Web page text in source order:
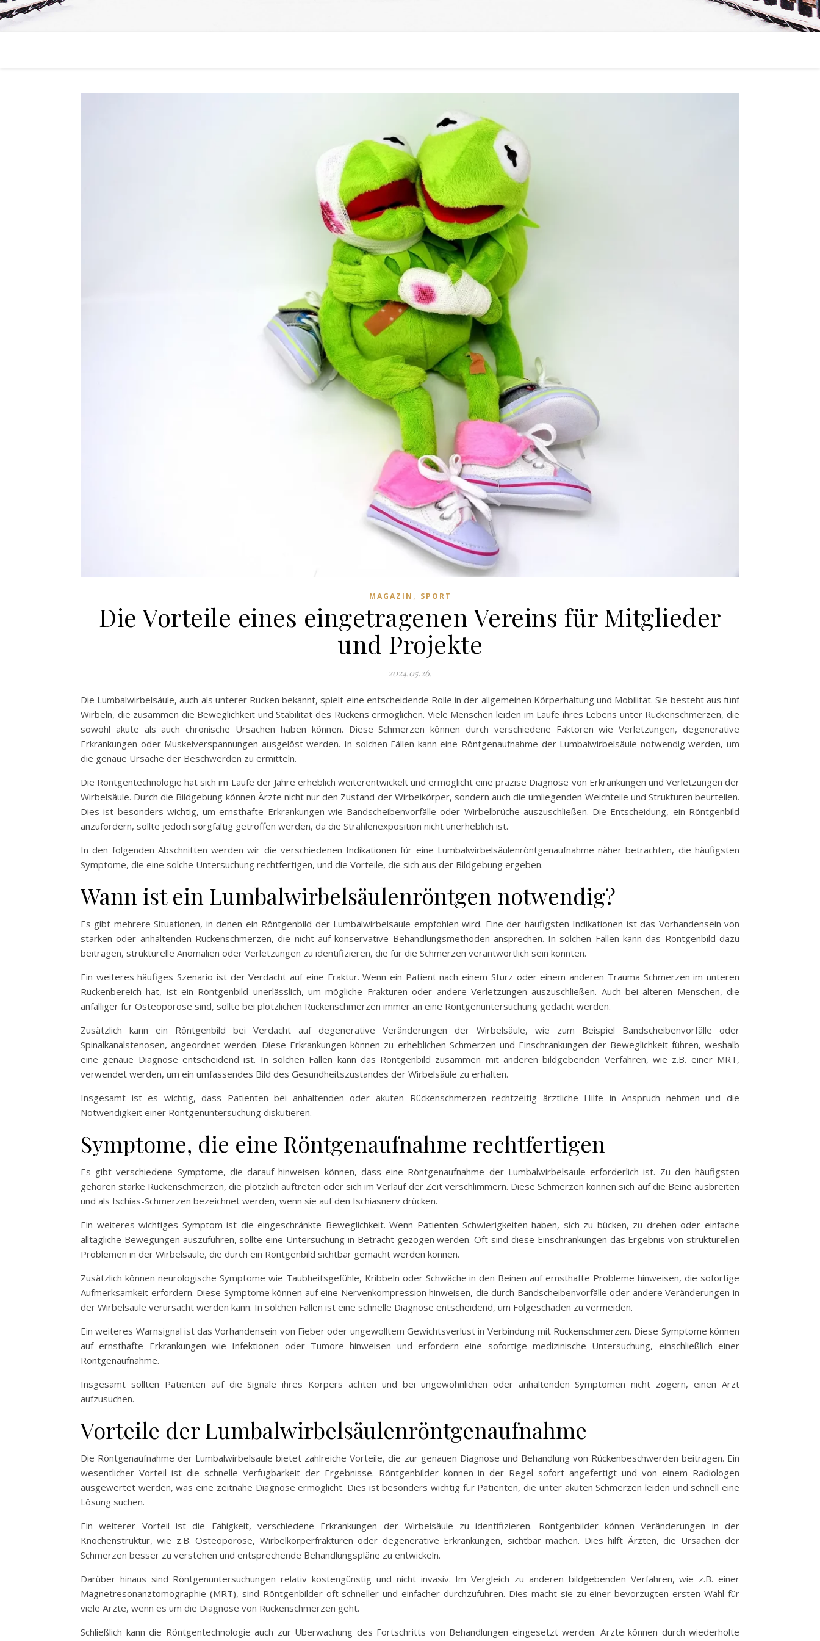
MAGAZIN , SPORT
Die Vorteile eines eingetragenen Vereins für Mitglieder
und Projekte
2024.05.26.
Die Lumbalwirbelsäule, auch als unterer Rücken bekannt, spielt eine entscheidende Rolle in der allgemeinen Körperhaltung und Mobilität. Sie besteht aus fünf
Wirbeln, die zusammen die Beweglichkeit und Stabilität des Rückens ermöglichen. Viele Menschen leiden im Laufe ihres Lebens unter Rückenschmerzen, die
sowohl akute als auch chronische Ursachen haben können. Diese Schmerzen können durch verschiedene Faktoren wie Verletzungen, degenerative
Erkrankungen oder Muskelverspannungen ausgelöst werden. In solchen Fällen kann eine Röntgenaufnahme der Lumbalwirbelsäule notwendig werden, um
die genaue Ursache der Beschwerden zu ermitteln.
Die Röntgentechnologie hat sich im Laufe der Jahre erheblich weiterentwickelt und ermöglicht eine präzise Diagnose von Erkrankungen und Verletzungen der
Wirbelsäule. Durch die Bildgebung können Ärzte nicht nur den Zustand der Wirbelkörper, sondern auch die umliegenden Weichteile und Strukturen beurteilen.
Dies ist besonders wichtig, um ernsthafte Erkrankungen wie Bandscheibenvorfälle oder Wirbelbrüche auszuschließen. Die Entscheidung, ein Röntgenbild
anzufordern, sollte jedoch sorgfältig getroffen werden, da die Strahlenexposition nicht unerheblich ist.
In den folgenden Abschnitten werden wir die verschiedenen Indikationen für eine Lumbalwirbelsäulenröntgenaufnahme näher betrachten, die häufigsten
Symptome, die eine solche Untersuchung rechtfertigen, und die Vorteile, die sich aus der Bildgebung ergeben.
Wann ist ein Lumbalwirbelsäulenröntgen notwendig?
Es gibt mehrere Situationen, in denen ein Röntgenbild der Lumbalwirbelsäule empfohlen wird. Eine der häufigsten Indikationen ist das Vorhandensein von
starken oder anhaltenden Rückenschmerzen, die nicht auf konservative Behandlungsmethoden ansprechen. In solchen Fällen kann das Röntgenbild dazu
beitragen, strukturelle Anomalien oder Verletzungen zu identifizieren, die für die Schmerzen verantwortlich sein könnten.
Ein weiteres häufiges Szenario ist der Verdacht auf eine Fraktur. Wenn ein Patient nach einem Sturz oder einem anderen Trauma Schmerzen im unteren
Rückenbereich hat, ist ein Röntgenbild unerlässlich, um mögliche Frakturen oder andere Verletzungen auszuschließen. Auch bei älteren Menschen, die
anfälliger für Osteoporose sind, sollte bei plötzlichen Rückenschmerzen immer an eine Röntgenuntersuchung gedacht werden.
Zusätzlich kann ein Röntgenbild bei Verdacht auf degenerative Veränderungen der Wirbelsäule, wie zum Beispiel Bandscheibenvorfälle oder
Spinalkanalstenosen, angeordnet werden. Diese Erkrankungen können zu erheblichen Schmerzen und Einschränkungen der Beweglichkeit führen, weshalb
eine genaue Diagnose entscheidend ist. In solchen Fällen kann das Röntgenbild zusammen mit anderen bildgebenden Verfahren, wie z.B. einer MRT,
verwendet werden, um ein umfassendes Bild des Gesundheitszustandes der Wirbelsäule zu erhalten.
Insgesamt ist es wichtig, dass Patienten bei anhaltenden oder akuten Rückenschmerzen rechtzeitig ärztliche Hilfe in Anspruch nehmen und die
Notwendigkeit einer Röntgenuntersuchung diskutieren.
Symptome, die eine Röntgenaufnahme rechtfertigen
Es gibt verschiedene Symptome, die darauf hinweisen können, dass eine Röntgenaufnahme der Lumbalwirbelsäule erforderlich ist. Zu den häufigsten
gehören starke Rückenschmerzen, die plötzlich auftreten oder sich im Verlauf der Zeit verschlimmern. Diese Schmerzen können sich auf die Beine ausbreiten
und als Ischias-Schmerzen bezeichnet werden, wenn sie auf den Ischiasnerv drücken.
Ein weiteres wichtiges Symptom ist die eingeschränkte Beweglichkeit. Wenn Patienten Schwierigkeiten haben, sich zu bücken, zu drehen oder einfache
alltägliche Bewegungen auszuführen, sollte eine Untersuchung in Betracht gezogen werden. Oft sind diese Einschränkungen das Ergebnis von strukturellen
Problemen in der Wirbelsäule, die durch ein Röntgenbild sichtbar gemacht werden können.
Zusätzlich können neurologische Symptome wie Taubheitsgefühle, Kribbeln oder Schwäche in den Beinen auf ernsthafte Probleme hinweisen, die sofortige
Aufmerksamkeit erfordern. Diese Symptome können auf eine Nervenkompression hinweisen, die durch Bandscheibenvorfälle oder andere Veränderungen in
der Wirbelsäule verursacht werden kann. In solchen Fällen ist eine schnelle Diagnose entscheidend, um Folgeschäden zu vermeiden.
Ein weiteres Warnsignal ist das Vorhandensein von Fieber oder ungewolltem Gewichtsverlust in Verbindung mit Rückenschmerzen. Diese Symptome können
auf ernsthafte Erkrankungen wie Infektionen oder Tumore hinweisen und erfordern eine sofortige medizinische Untersuchung, einschließlich einer
Röntgenaufnahme.
Insgesamt sollten Patienten auf die Signale ihres Körpers achten und bei ungewöhnlichen oder anhaltenden Symptomen nicht zögern, einen Arzt
aufzusuchen.
Vorteile der Lumbalwirbelsäulenröntgenaufnahme
Die Röntgenaufnahme der Lumbalwirbelsäule bietet zahlreiche Vorteile, die zur genauen Diagnose und Behandlung von Rückenbeschwerden beitragen. Ein
wesentlicher Vorteil ist die schnelle Verfügbarkeit der Ergebnisse. Röntgenbilder können in der Regel sofort angefertigt und von einem Radiologen
ausgewertet werden, was eine zeitnahe Diagnose ermöglicht. Dies ist besonders wichtig für Patienten, die unter akuten Schmerzen leiden und schnell eine
Lösung suchen.
Ein weiterer Vorteil ist die Fähigkeit, verschiedene Erkrankungen der Wirbelsäule zu identifizieren. Röntgenbilder können Veränderungen in der
Knochenstruktur, wie z.B. Osteoporose, Wirbelkörperfrakturen oder degenerative Erkrankungen, sichtbar machen. Dies hilft Ärzten, die Ursachen der
Schmerzen besser zu verstehen und entsprechende Behandlungspläne zu entwickeln.
Darüber hinaus sind Röntgenuntersuchungen relativ kostengünstig und nicht invasiv. Im Vergleich zu anderen bildgebenden Verfahren, wie z.B. einer
Magnetresonanztomographie (MRT), sind Röntgenbilder oft schneller und einfacher durchzuführen. Dies macht sie zu einer bevorzugten ersten Wahl für
viele Ärzte, wenn es um die Diagnose von Rückenschmerzen geht.
Schließlich kann die Röntgentechnologie auch zur Überwachung des Fortschritts von Behandlungen eingesetzt werden. Ärzte können durch wiederholte